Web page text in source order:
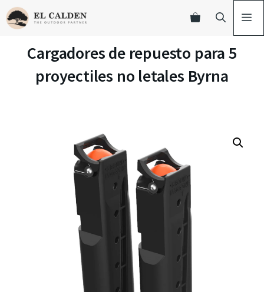
Cargadores de repuesto para 5
proyectiles no letales Byrna